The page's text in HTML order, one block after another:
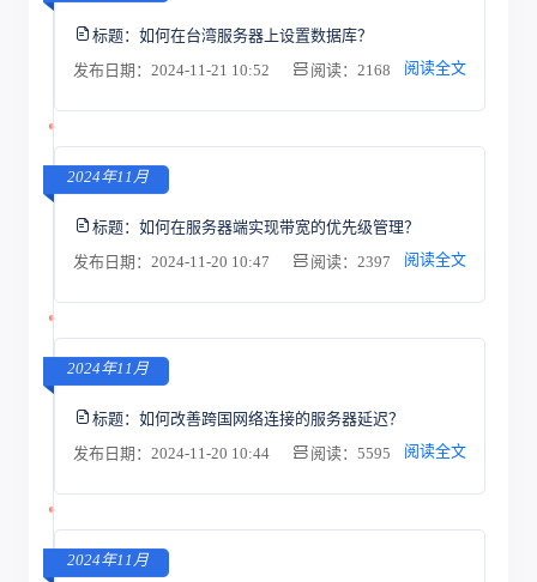
标题： 如何在台湾服务器上设置数据库？
发布日期：2024-11-21 10:52
阅读：2168 阅读全文
2024年11月
标题： 如何在服务器端实现带宽的优先级管理？
发布日期：2024-11-20 10:47
阅读：2397 阅读全文
2024年11月
标题： 如何改善跨国网络连接的服务器延迟？
发布日期：2024-11-20 10:44
阅读：5595 阅读全文
2024年11月